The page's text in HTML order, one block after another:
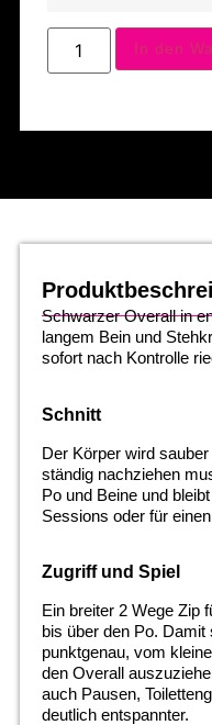
In den
Schwarzer Overall in
langem Bein und
sofort nach Kontrolle
Schnitt
Der Körper wird
ständig nachziehen
Po und Beine und
Sessions oder für
Zugriff und Spiel
Ein breiter 2 Wege Zip
bis über den Po. Damit
punktgenau, vom
den Overall
auch Pausen,
deutlich entspannter.